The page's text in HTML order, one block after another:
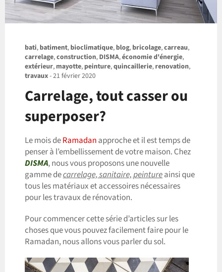
bati, batiment, bioclimatique, blog, bricolage,carreau,
carrelage,construction, DISMA,économie d'énergie,
extérieur, mayotte, peinture,quincaillerie, renovation,
travaux-21 février 2020
Carrelage, tout casser ou
superposer?
Le mois deRamadan approche et il est temps de
penser à l’embellissement de votre maison. Chez
DISMA, nous vous proposons une nouvelle
gamme decarrelage, sanitaire, peintureainsi que
tous les matériaux et accessoires nécessaires
pour les travaux de rénovation.
Pour commencer cette série d’articles sur les
choses que vous pouvez facilement faire pour le
Ramadan, nous allons vous parler du sol.